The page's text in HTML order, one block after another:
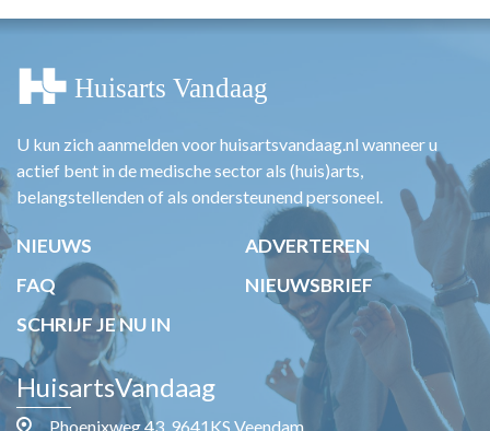
U kun zich aanmelden voor huisartsvandaag.nl wanneer u
actief bent in de medische sector als (huis)arts,
belangstellenden of als ondersteunend personeel.
NIEUWS
ADVERTEREN
FAQ
NIEUWSBRIEF
SCHRIJF JE NU IN
HuisartsVandaag
Phoenixweg 43, 9641KS Veendam